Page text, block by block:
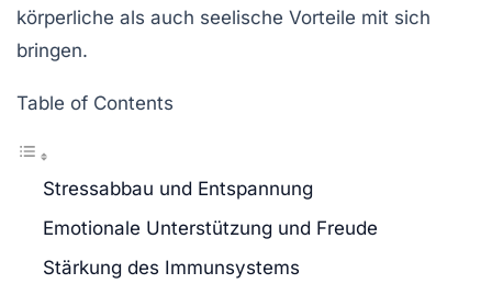
körperliche als auch seelische Vorteile mit sich
bringen.
Table of Contents
Stressabbau und Entspannung
Emotionale Unterstützung und Freude
Stärkung des Immunsystems